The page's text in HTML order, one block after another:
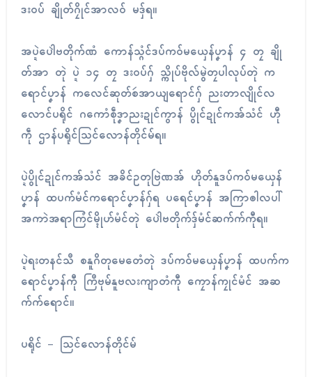
ဒးဝပ် ချိုတ်ဂၠိုၚ်အာလဝ် မဒှ်ရ။
အပ္ဍဲပေါဲဗတိုက်ဏံ ကောန်သ္ဂံၚ်ဒပ်ကဝ်မယှေန်ပၞာန် ၄ တၠ ချို
တ်အာ တုဲ ပ္ဍဲ ၁၄ တၠ ဒးဝပ်ဂှ် သ္ကိုပ်ဗိုလ်မွဲတၠပါလုပ်တုဲ က
ရောၚ်ပၞာန် ကလေၚ်ဆုတ်စဴအာယျရောၚ်ဂှ် ညးတာလျိုၚ်လ
လောၚ်ပရိုၚ် ဂကောံစဵုဒၞာညးဍုၚ်ကွာန် ပွိုၚ်ဍုၚ်ကအ်သံၚ် ဟီု
ကဵု ဌာန်ပရိုၚ်သြင်လောန်တိုၚ်မ်ရ။
ပ္ဍဲပွိုၚ်ဍုၚ်ကအ်သံၚ် အခိၚ်ဥတုဗြဲဏအ် ဟိုတ်နူဒပ်ကဝ်မယှေန်
ပၞာန် ထပက်မံၚ်ကရောၚ်ပၞာန်ဂှ်ရ ပရေၚ်ပၞာန် အကြာၜါလပါ်
အကာဲအရာကြံၚ်မ္ၚိုဟ်မံၚ်တုဲ ပေါဲဗတိုက်ဒှ်မံၚ်ဆက်က်ကီုရ။
ပ္ဍဲရးတနၚ်သဳ စနူဂိတုမေတေံတုဲ ဒပ်ကဝ်မယှေန်ပၞာန် ထပက်က
ရောၚ်ပၞာန်ကီု ကြဳဗုမ်နူဗလးကျာတံကီု ကၠောန်ကၠုၚ်မံၚ် အဆ
က်က်ရောၚ်။
ပရိုၚ် – သြင်လောန်တိုၚ်မ်